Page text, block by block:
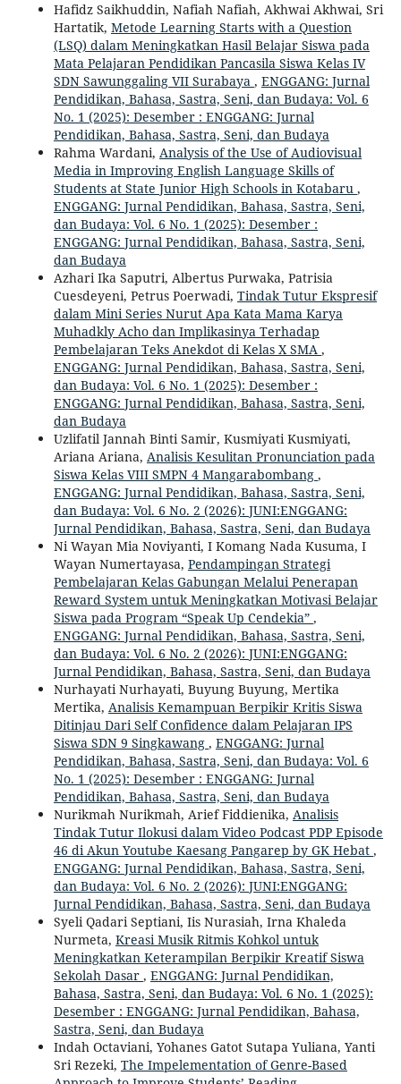
Hafidz Saikhuddin, Nafiah Nafiah, Akhwai Akhwai, Sri
Hartatik, Metode Learning Starts with a Question
(LSQ) dalam Meningkatkan Hasil Belajar Siswa pada
Mata Pelajaran Pendidikan Pancasila Siswa Kelas IV
SDN Sawunggaling VII Surabaya , ENGGANG: Jurnal
Pendidikan, Bahasa, Sastra, Seni, dan Budaya: Vol. 6
No. 1 (2025): Desember : ENGGANG: Jurnal
Pendidikan, Bahasa, Sastra, Seni, dan Budaya
Rahma Wardani, Analysis of the Use of Audiovisual
Media in Improving English Language Skills of
Students at State Junior High Schools in Kotabaru ,
ENGGANG: Jurnal Pendidikan, Bahasa, Sastra, Seni,
dan Budaya: Vol. 6 No. 1 (2025): Desember :
ENGGANG: Jurnal Pendidikan, Bahasa, Sastra, Seni,
dan Budaya
Azhari Ika Saputri, Albertus Purwaka, Patrisia
Cuesdeyeni, Petrus Poerwadi, Tindak Tutur Ekspresif
dalam Mini Series Nurut Apa Kata Mama Karya
Muhadkly Acho dan Implikasinya Terhadap
Pembelajaran Teks Anekdot di Kelas X SMA ,
ENGGANG: Jurnal Pendidikan, Bahasa, Sastra, Seni,
dan Budaya: Vol. 6 No. 1 (2025): Desember :
ENGGANG: Jurnal Pendidikan, Bahasa, Sastra, Seni,
dan Budaya
Uzlifatil Jannah Binti Samir, Kusmiyati Kusmiyati,
Ariana Ariana, Analisis Kesulitan Pronunciation pada
Siswa Kelas VIII SMPN 4 Mangarabombang ,
ENGGANG: Jurnal Pendidikan, Bahasa, Sastra, Seni,
dan Budaya: Vol. 6 No. 2 (2026): JUNI:ENGGANG:
Jurnal Pendidikan, Bahasa, Sastra, Seni, dan Budaya
Ni Wayan Mia Noviyanti, I Komang Nada Kusuma, I
Wayan Numertayasa, Pendampingan Strategi
Pembelajaran Kelas Gabungan Melalui Penerapan
Reward System untuk Meningkatkan Motivasi Belajar
Siswa pada Program “Speak Up Cendekia” ,
ENGGANG: Jurnal Pendidikan, Bahasa, Sastra, Seni,
dan Budaya: Vol. 6 No. 2 (2026): JUNI:ENGGANG:
Jurnal Pendidikan, Bahasa, Sastra, Seni, dan Budaya
Nurhayati Nurhayati, Buyung Buyung, Mertika
Mertika, Analisis Kemampuan Berpikir Kritis Siswa
Ditinjau Dari Self Confidence dalam Pelajaran IPS
Siswa SDN 9 Singkawang , ENGGANG: Jurnal
Pendidikan, Bahasa, Sastra, Seni, dan Budaya: Vol. 6
No. 1 (2025): Desember : ENGGANG: Jurnal
Pendidikan, Bahasa, Sastra, Seni, dan Budaya
Nurikmah Nurikmah, Arief Fiddienika, Analisis
Tindak Tutur Ilokusi dalam Video Podcast PDP Episode
46 di Akun Youtube Kaesang Pangarep by GK Hebat ,
ENGGANG: Jurnal Pendidikan, Bahasa, Sastra, Seni,
dan Budaya: Vol. 6 No. 2 (2026): JUNI:ENGGANG:
Jurnal Pendidikan, Bahasa, Sastra, Seni, dan Budaya
Syeli Qadari Septiani, Iis Nurasiah, Irna Khaleda
Nurmeta, Kreasi Musik Ritmis Kohkol untuk
Meningkatkan Keterampilan Berpikir Kreatif Siswa
Sekolah Dasar , ENGGANG: Jurnal Pendidikan,
Bahasa, Sastra, Seni, dan Budaya: Vol. 6 No. 1 (2025):
Desember : ENGGANG: Jurnal Pendidikan, Bahasa,
Sastra, Seni, dan Budaya
Indah Octaviani, Yohanes Gatot Sutapa Yuliana, Yanti
Sri Rezeki, The Impelementation of Genre-Based